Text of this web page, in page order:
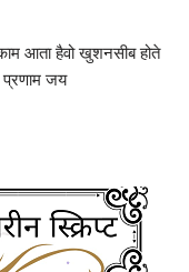
आता हैवो खुशनसीब होते
जय